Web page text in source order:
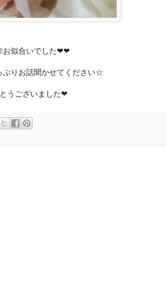
お似合いでした❤❤
ぷりお話聞かせてください☆
うございました❤